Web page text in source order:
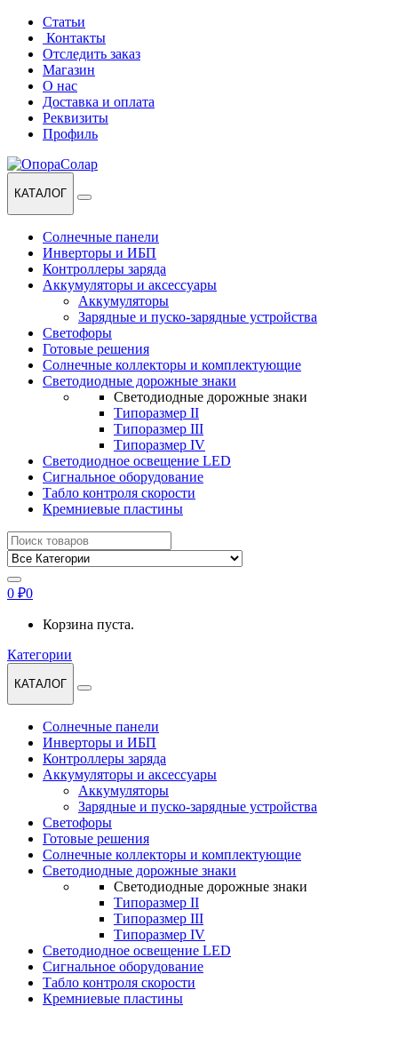
Перейти
навигации
Перейти
содержанию
Статьи
Контакты
Отследить заказ
Магазин
О нас
Доставка и оплата
Реквизиты
Профиль
КАТАЛОГ
Солнечные панели
Инверторы и ИБП
Контроллеры заряда
Аккумуляторы и аксессуары
Аккумуляторы
Зарядные и пуско-зарядные устройства
Светофоры
Готовые решения
Солнечные коллекторы и комплектующие
Светодиодные дорожные знаки
Светодиодные дорожные знаки
Типоразмер II
Типоразмер III
Типоразмер IV
Светодиодное освещение LED
Сигнальное оборудование
Табло контроля скорости
Кремниевые пластины
Найти:
0 ₽0
Корзина пуста.
Категории
КАТАЛОГ
Солнечные панели
Инверторы и ИБП
Контроллеры заряда
Аккумуляторы и аксессуары
Аккумуляторы
Зарядные и пуско-зарядные устройства
Светофоры
Готовые решения
Солнечные коллекторы и комплектующие
Светодиодные дорожные знаки
Светодиодные дорожные знаки
Типоразмер II
Типоразмер III
Типоразмер IV
Светодиодное освещение LED
Сигнальное оборудование
Табло контроля скорости
Кремниевые пластины